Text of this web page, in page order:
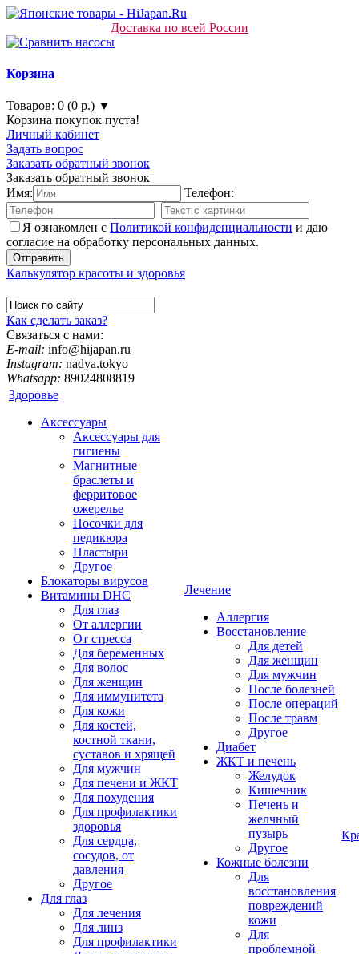
Доставка по всей России
Корзина
Товаров: 0 (0 р.) ▼
Корзина покупок пуста!
Личный кабинет
Задать вопрос
Заказать обратный звонок
Заказать обратный звонок
Имя:
Телефон:
Я ознакомлен с Политикой конфиденциальности и даю
согласие на обработку персональных данных.
Калькулятор красоты и здоровья
Как сделать заказ?
Связаться с нами:
E-mail: info@hijapan.ru
Instagram: nadya.tokyo
Whatsapp: 89024808819
Здоровье
Аксессуары
Аксессуары для
гигиены
Магнитные
браслеты и
ферритовое
ожерелье
Носочки для
педикюра
Пластыри
Другое
Блокаторы вирусов
Витамины DHC
Для глаз
От аллергии
От стресса
Для беременных
Для волос
Для женщин
Для иммунитета
Для кожи
Для костей,
костной ткани,
суставов и хрящей
Для мужчин
Для печени и ЖКТ
Для похудения
Для профилактики
здоровья
Для сердца,
сосудов, от
давления
Другое
Для глаз
Для лечения
Для линз
Для профилактики
Лечение
Аллергия
Восстановление
Для детей
Для женщин
Для мужчин
После болезней
После операций
После травм
Другое
Диабет
ЖКТ и печень
Желудок
Кишечник
Печень и
желчный
пузырь
Другое
Кожные болезни
Для
восстановления
повреждений
кожи
Для
проблемной